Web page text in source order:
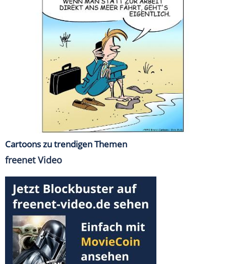
Cartoons zu trendigen Themen
freenet Video